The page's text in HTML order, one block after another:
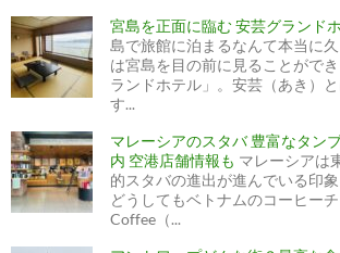
宮島を正面に臨む 安芸グランド
島で旅館に泊まるなんて本当に
は宮島を目の前に見ることがで
ランドホテル」。安芸（あき）
す...
マレーシアのスタバ 豊富なタン
内 空港店舗情報も マレーシアは
的スタバの進出が進んでいる印
どうしてもベトナムのコーヒー
Coffee（...